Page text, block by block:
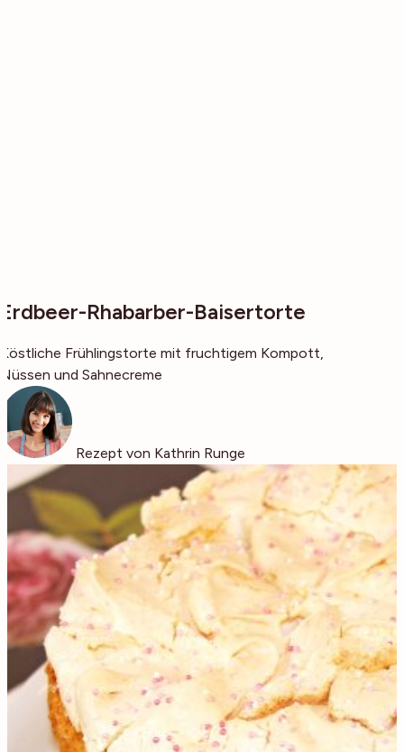
Erdbeer-Rhabarber-Baisertorte
Köstliche Frühlingstorte mit fruchtigem Kompott,
Nüssen und Sahnecreme
Rezept von Kathrin Runge